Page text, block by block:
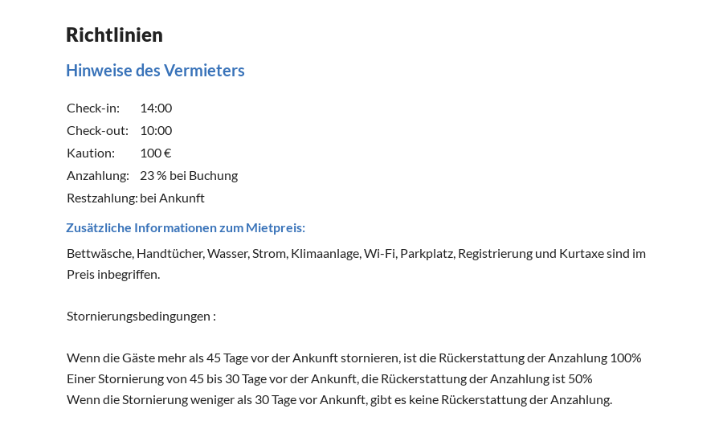
Richtlinien
Hinweise des Vermieters
Check-in:
14:00
Check-out:
10:00
Kaution:
100 €
Anzahlung:
23 % bei Buchung
Restzahlung: bei Ankunft
Zusätzliche Informationen zum Mietpreis:
Bettwäsche, Handtücher, Wasser, Strom, Klimaanlage, Wi-Fi, Parkplatz, Registrierung und Kurtaxe sind im
Preis inbegriffen.
Stornierungsbedingungen :
Wenn die Gäste mehr als 45 Tage vor der Ankunft stornieren, ist die Rückerstattung der Anzahlung 100%
Einer Stornierung von 45 bis 30 Tage vor der Ankunft, die Rückerstattung der Anzahlung ist 50%
Wenn die Stornierung weniger als 30 Tage vor Ankunft, gibt es keine Rückerstattung der Anzahlung.